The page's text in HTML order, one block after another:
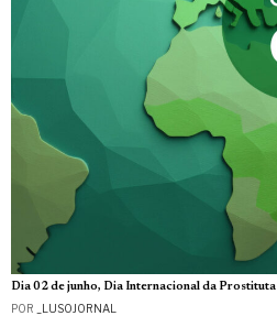
Dia 02 de junho, Dia Internacional da Prostituta
POR _LUSOJORNAL